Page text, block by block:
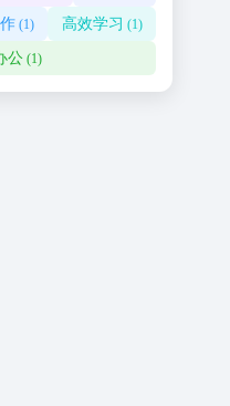
(1) 高效学习 (1)
公(1)